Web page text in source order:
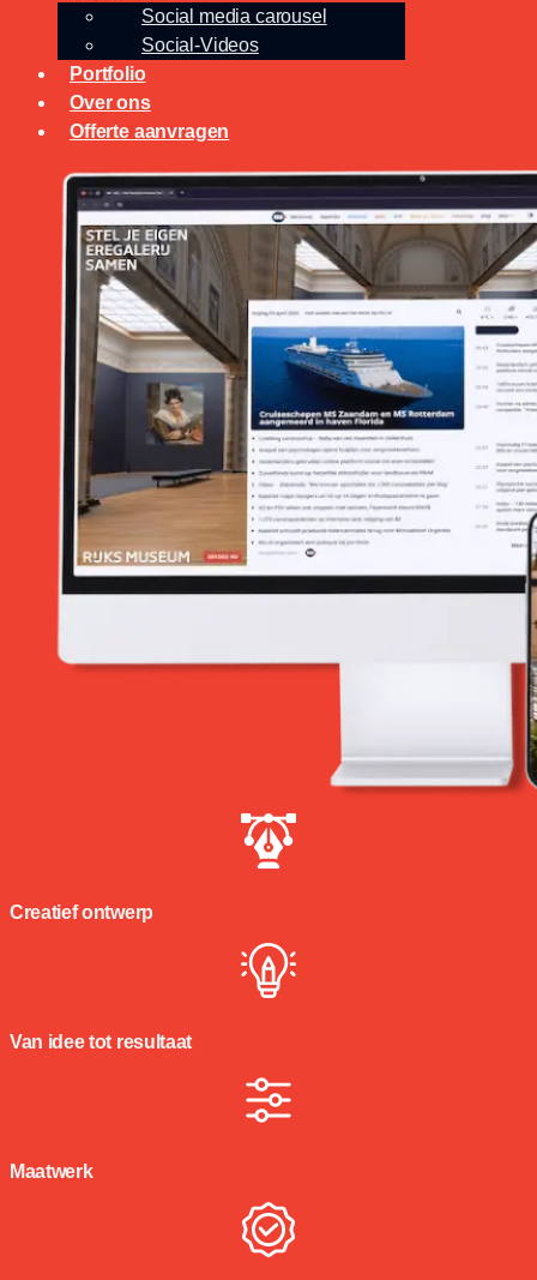
Social media carousel
Social-Videos
Portfolio
Over ons
Offerte aanvragen
Creatief ontwerp
Van idee tot resultaat
Maatwerk